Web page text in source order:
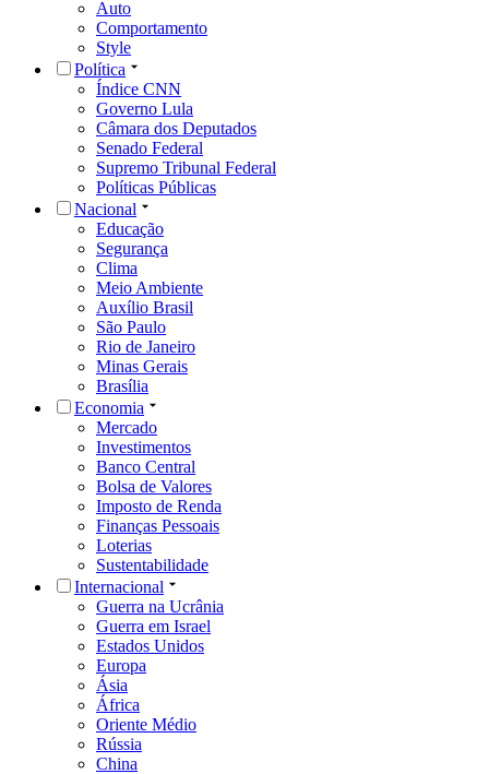
Auto
Comportamento
Style
Política
Índice CNN
Governo Lula
Câmara dos Deputados
Senado Federal
Supremo Tribunal Federal
Políticas Públicas
Nacional
Educação
Segurança
Clima
Meio Ambiente
Auxílio Brasil
São Paulo
Rio de Janeiro
Minas Gerais
Brasília
Economia
Mercado
Investimentos
Banco Central
Bolsa de Valores
Imposto de Renda
Finanças Pessoais
Loterias
Sustentabilidade
Internacional
Guerra na Ucrânia
Guerra em Israel
Estados Unidos
Europa
Ásia
África
Oriente Médio
Rússia
China